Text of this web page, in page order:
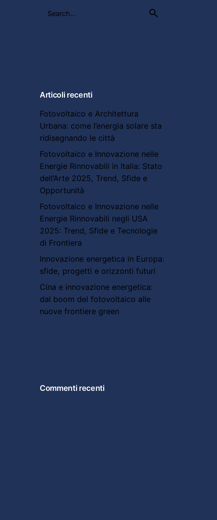
for
Articoli recenti
Fotovoltaico e Architettura
Urbana: come l’energia solare sta
ridisegnando le città
Fotovoltaico e Innovazione nelle
Energie Rinnovabili in Italia: Stato
dell’Arte 2025, Trend, Sfide e
Opportunità
Fotovoltaico e Innovazione nelle
Energie Rinnovabili negli USA
2025: Trend, Sfide e Tecnologie
di Frontiera
Innovazione energetica in Europa:
sfide, progetti e orizzonti futuri
Cina e innovazione energetica:
dal boom del fotovoltaico alle
nuove frontiere green
Commenti recenti